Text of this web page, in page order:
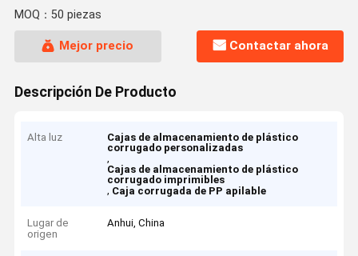
MOQ：50 piezas
Mejor precio Contactar ahora
Descripción De Producto
Alta luz
Cajas de almacenamiento de plástico
corrugado personalizadas
,
Cajas de almacenamiento de plástico
corrugado imprimibles
, Caja corrugada de PP apilable
Lugar de
origen
Anhui, China